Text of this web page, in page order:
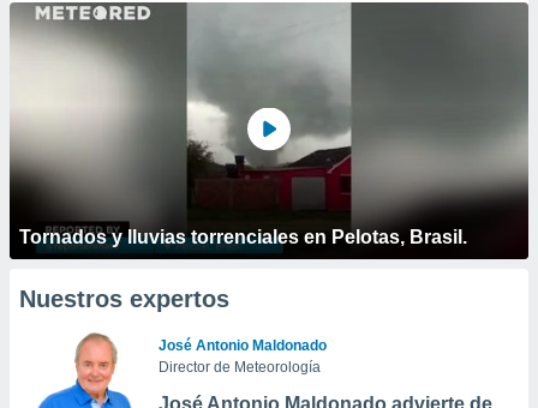
Tornados y lluvias torrenciales en Pelotas, Brasil.
Nuestros expertos
José Antonio Maldonado
Director de Meteorología
José Antonio Maldonado advierte de